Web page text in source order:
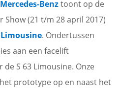
Mercedes-Benztoont op de
Show (21 t/m 28 april 2017)
. Ondertussen
aan een facelift
S 63 Limousine. Onze
prototype op en naast het